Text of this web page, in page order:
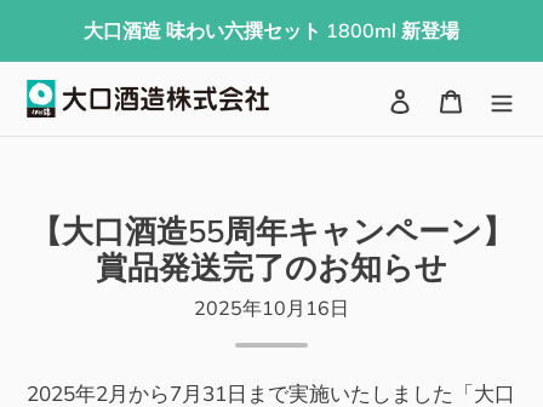
大口酒造 味わい六撰セット 1800ml 新登場
検索 ログイン
カート
【大口酒造55周年キャンペーン】
賞品発送完了のお知らせ
2025年10月16日
2025年2月から7月31日まで実施いたしました「大口